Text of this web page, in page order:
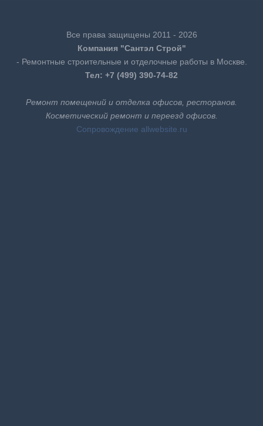
Все права защищены 2011 - 2026
Компания "Сантэл Строй"
- Ремонтные строительные и отделочные работы в Москве.
Тел: +7 (499) 390-74-82
Ремонт помещений и отделка офисов, ресторанов.
Косметический ремонт и переезд офисов.
Cопровождение allwebsite.ru